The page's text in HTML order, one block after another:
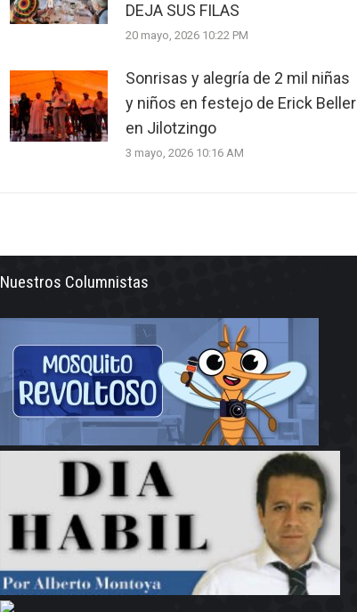
DEJA SUS FILAS
20 mayo, 2026 10:22 PM
Sonrisas y alegría de 2 mil niñas
y niños en festejo de Erick Beller
en Jilotzingo
3 mayo, 2026 10:16 AM
Nuestros Columnistas